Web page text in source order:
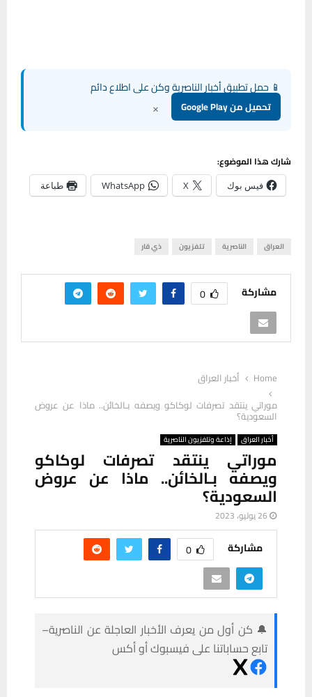
📱 حمل تطبيق أخبار الناصرية وكن على اطلاع دائم
تحميل من Google Play ×
شارك هذا الموضوع:
فيس بوك X
WhatsApp طباعة
العراق الناصرية تلفزيون ذي قار
مشاركة 0
Home
أخبار العراق
موراتي ينتقد تصرفات لوكاكو ويصفه بـالخائن.. ماذا عن عروض
السعودية؟
أخبار العراق إذاعة وتلفزيون الناصرية
موراتي ينتقد تصرفات لوكاكو
ويصفه بـالخائن.. ماذا عن عروض
السعودية؟
26 يوليو، 2023
مشاركة 0
🔔 كن أول من يعرف الأخبار العاجلة عن الناصرية–
تابع حساباتنا على فيسبوك أو أكس